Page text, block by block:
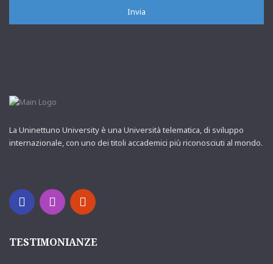
La Uninettuno University è una Università telematica, di sviluppo
internazionale, con uno dei titoli accademici più riconosciuti al mondo.
TESTIMONIANZE